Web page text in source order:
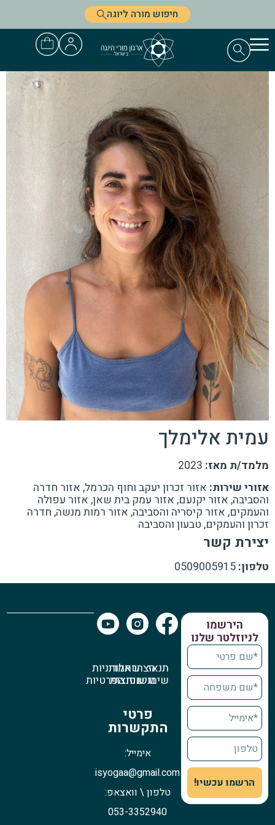
חיפוש מורה ליוגה
עמית אלימלך
מלמד/ת מאז:
אזורי שירות: אזור זכרון יעקב וחוף הכרמל, אזור חדרה
והסביבה, אזור יקנעם, אזור עמק בית שאן, אזור עפולה
והעמקים, אזור קיסריה והסביבה, אזור רמות מנשה, חדרה
זכרון והעמקים, טבעון והסביבה
יצירת קשר
טלפון: 0509005915
הירשמו
לניוזלטר שלנו
הרשמו עכשיו!
תנאי
שימוש
הצהרת
נגישות
שאלות
נפוצות
מדיניות
הפרטיות
פרטי
התקשרות
אימייל:
isyogaa@gmail.com
טלפון \ וואצאפ:
053-3352940